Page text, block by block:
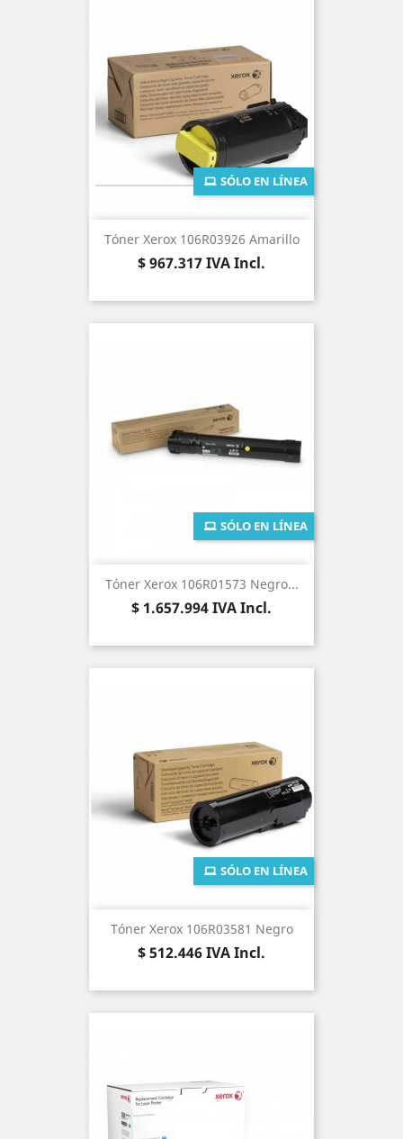
Tóner Xerox 106R03926 Amarillo
Precio
$ 967.317IVA Incl.
SÓLO EN LÍNEA
Tóner Xerox 106R01573 Negro...
Precio
$ 1.657.994IVA Incl.
SÓLO EN LÍNEA
Tóner Xerox 106R03581 Negro
Precio
$ 512.446IVA Incl.
SÓLO EN LÍNEA